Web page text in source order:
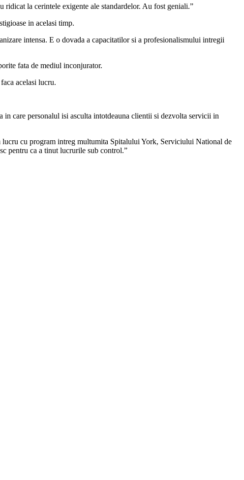
ridicat la cerintele exigente ale standardelor. Au fost geniali.”
in acelasi timp.
intensa. E o dovada a capacitatilor si a profesionalismului intregii
fata de mediul inconjurator.
acelasi lucru.
care personalul isi asculta intotdeauna clientii si dezvolta servicii in
lucru cu program intreg multumita Spitalului York, Serviciului National de
pentru ca a tinut lucrurile sub control.”